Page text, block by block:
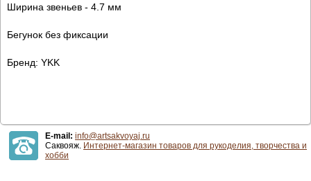
Ширина звеньев - 4.7 мм
Бегунок без фиксации
Бренд: YKK
E-mail: info@artsakvoyaj.ru
Саквояж. Интернет-магазин товаров для рукоделия, творчества и
хобби